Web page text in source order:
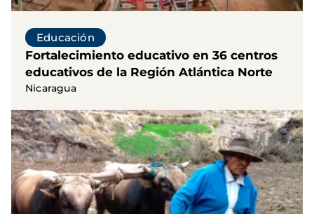
Educación
Fortalecimiento educativo en 36 centros
educativos de la Región Atlántica Norte
Nicaragua